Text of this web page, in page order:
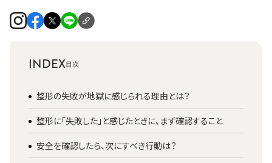
INDEX
整形の失敗が地獄に感じられる理由とは？
整形に「失敗した」と感じたときに、まず確認すること
安全を確認したら、次にすべき行動は？